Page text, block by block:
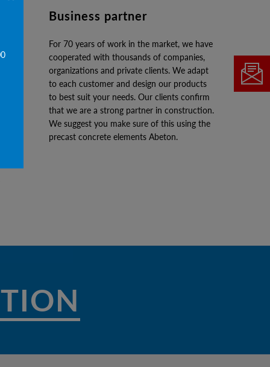
Business partner
For 70 years of work in the market, we have
cooperated with thousands of companies,
organizations and private clients. We adapt
to each customer and design our products
to best suit your needs. Our clients confirm
that we are a strong partner in construction.
We suggest you make sure of this using the
precast concrete elements Abeton.